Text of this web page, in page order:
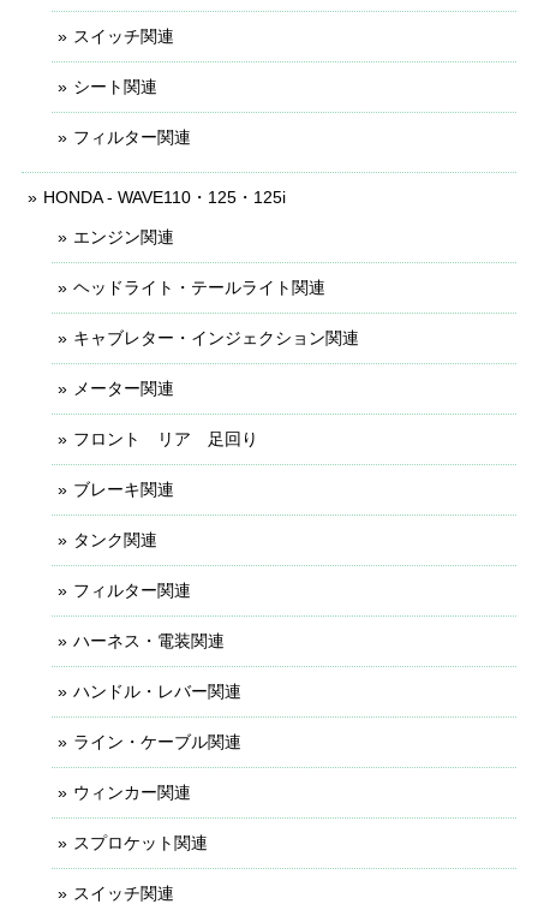
スイッチ関連
シート関連
フィルター関連
HONDA - WAVE110・125・125i
エンジン関連
ヘッドライト・テールライト関連
キャブレター・インジェクション関連
メーター関連
フロント リア 足回り
ブレーキ関連
タンク関連
フィルター関連
ハーネス・電装関連
ハンドル・レバー関連
ライン・ケーブル関連
ウィンカー関連
スプロケット関連
スイッチ関連